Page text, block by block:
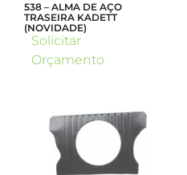
538 – ALMA DE AÇO
TRASEIRA KADETT
(NOVIDADE)
Solicitar
Orçamento